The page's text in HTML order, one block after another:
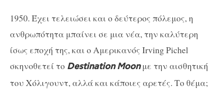
1950. Έχει τελειώσει και ο δεύτερος πόλεμος, η
ανθρωπότητα μπαίνει σε μια νέα, την καλύτερη
ίσως εποχή της, και ο Αμερικανός Irving Pichel
σκηνοθετεί το Destination Moonμε την αισθητική
του Χόλιγουντ, αλλά και κάποιες αρετές. Το θέμα;